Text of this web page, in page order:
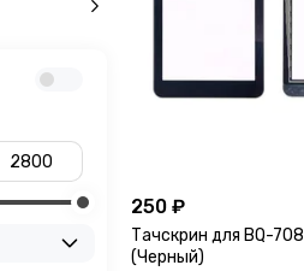
250 ₽
Тачскрин для BQ-
(Черный)